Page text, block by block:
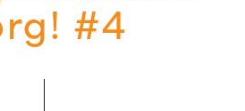
#4